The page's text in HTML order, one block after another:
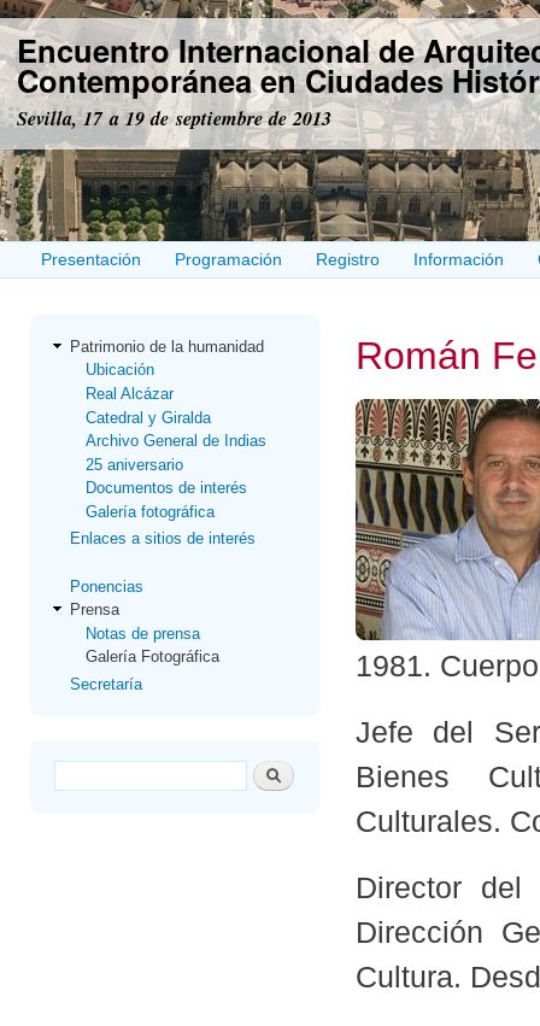
Encuentro Internacional de
Contemporánea en Ciudades
Sevilla, 17 a 19 de septiembre de 2013
Presentación Programación Registro Información
Patrimonio de la humanidad
Ubicación
Real Alcázar
Catedral y Giralda
Archivo General de Indias
25 aniversario
Documentos de interés
Galería fotográfica
Enlaces a sitios de interés
Ponencias
Prensa
Notas de prensa
Galería Fotográfica
Secretaría
Formulario de búsqueda Buscar
Román
1981.
Jefe del
Bienes
Culturales.
Director del
Dirección
Cultura.